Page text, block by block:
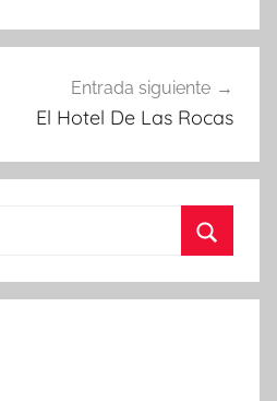
Entrada siguiente
El Hotel De Las Rocas